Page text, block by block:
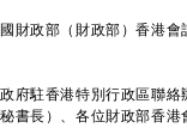
政部（財政部）香港會
府駐香港特別行政區聯絡
書長）、各位財政部香港